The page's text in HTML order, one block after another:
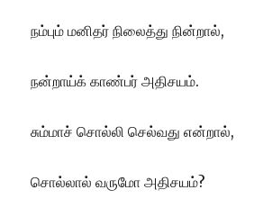
நம்பும் மனிதர் நிலைத்து நின்றால்,
நன்றாய்க் காண்பர் அதிசயம்.
சும்மாச் சொல்லி செல்வது என்றால்,
சொல்லால் வருமோ அதிசயம்?